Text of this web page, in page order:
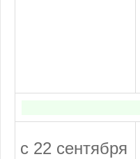
с 22 сентября